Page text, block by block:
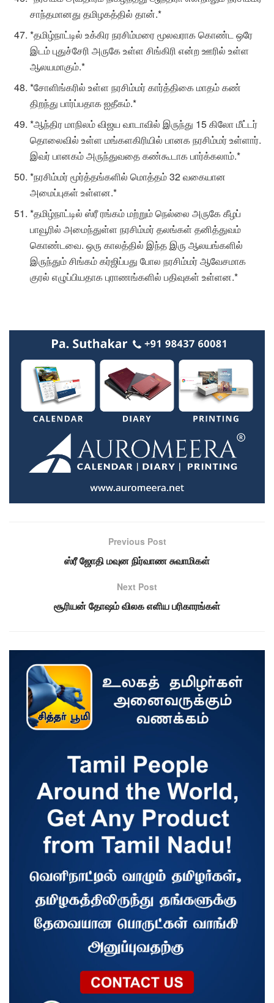
சாந்தமானது தமிழகத்தில் தான்.*
*தமிழ்நாட்டில் உக்கிர நரசிம்மரை மூலவராக கொண்ட ஒரே
இடம் புதுச்சேரி அருகே உள்ள சிங்கிரி என்ற ஊரில் உள்ள
ஆலயமாகும்.*
*சோளிங்கரில் உள்ள நரசிம்மர் கார்த்திகை மாதம் கண்
திறந்து பார்ப்பதாக ஐதீகம்.*
*ஆந்திர மாநிலம் விஜய வாடாவில் இருந்து 15 கிலோ மீட்டர்
தொலைவில் உள்ள மங்களகிரியில் பானக நரசிம்மர் உள்ளார்.
இவர் பானகம் அருந்துவதை கண்கூடாக பார்க்கலாம்.*
*நரசிம்மர் மூர்த்தங்களில் மொத்தம் 32 வகையான
அமைப்புகள் உள்ளன.*
*தமிழ்நாட்டில் ஸ்ரீ ரங்கம் மற்றும் நெல்லை அருகே கீழப்
பாவூரில் அமைந்துள்ள நரசிம்மர் தலங்கள் தனித்துவம்
கொண்டவை. ஒரு காலத்தில் இந்த இரு ஆலயங்களில்
இருந்தும் சிங்கம் கர்ஜிப்பது போல நரசிம்மர் ஆவேசமாக
குரல் எழுப்பியதாக புராணங்களில் பதிவுகள் உள்ளன.*
Previous Post
ஸ்ரீ ஜோதி மவுன நிர்வாண சுவாமிகள்
Next Post
சூரியன் தோஷம் விலக எளிய பரிகாரங்கள்